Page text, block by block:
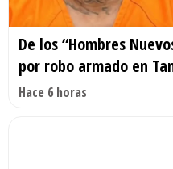
De los “Hombres
por robo armado en
Hace 6 horas